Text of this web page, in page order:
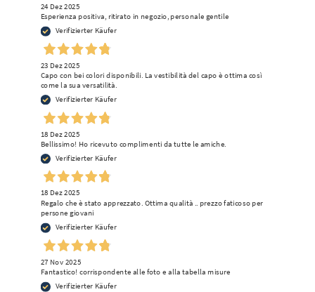
24 Dez 2025
Esperienza positiva, ritirato in negozio, personale gentile
Verifizierter Käufer
23 Dez 2025
Capo con bei colori disponibili. La vestibilità del capo è ottima così
come la sua versatilità.
Verifizierter Käufer
18 Dez 2025
Bellissimo! Ho ricevuto complimenti da tutte le amiche.
Verifizierter Käufer
18 Dez 2025
Regalo che è stato apprezzato. Ottima qualità .. prezzo faticoso per
persone giovani
Verifizierter Käufer
27 Nov 2025
Fantastico! corrispondente alle foto e alla tabella misure
Verifizierter Käufer